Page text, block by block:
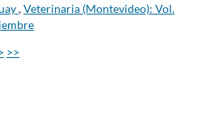
,Veterinaria (Montevideo): Vol.
>>